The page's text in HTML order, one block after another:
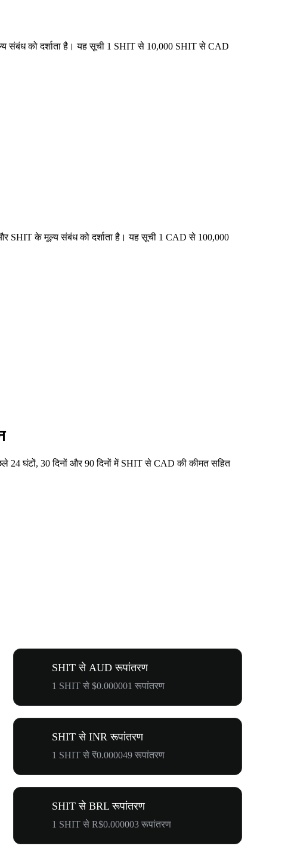
संबंध को दर्शाता है। यह सूची 1 SHIT से 10,000 SHIT से CAD
और SHIT के मूल्य संबंध को दर्शाता है। यह सूची 1 CAD से 100,000
24 घंटों, 30 दिनों और 90 दिनों में SHIT से CAD की कीमत सहित
SHIT से AUD रूपांतरण
1 SHIT से $0.000001 रूपांतरण
SHIT से INR रूपांतरण
1 SHIT से ₹0.000049 रूपांतरण
SHIT से BRL रूपांतरण
1 SHIT से R$0.000003 रूपांतरण